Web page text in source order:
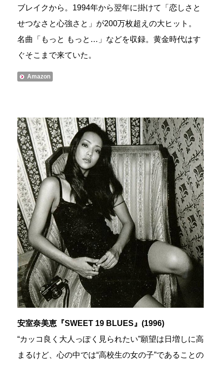
ブレイクから。1994年から翌年に掛けて「恋しさと
せつなさと心強さと」が200万枚超えの大ヒット。
名曲「もっと もっと…」などを収録。黄金時代はす
ぐそこまで来ていた。
Amazon
安室奈美恵『SWEET 19 BLUES』(1996)
“カッコ良く大人っぽく見られたい”願望は日増しに高
まるけど、心の中では“高校生の女の子”であることの